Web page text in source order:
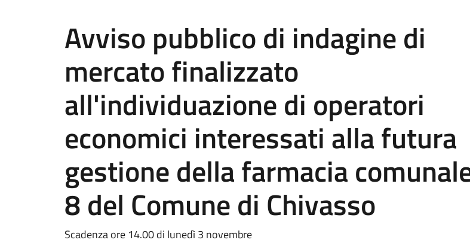
Avviso pubblico di indagine di
mercato finalizzato
all'individuazione di operatori
economici interessati alla futura
gestione della farmacia
8 del Comune di Chivasso
Scadenza ore 14.00 di lunedì 3 novembre